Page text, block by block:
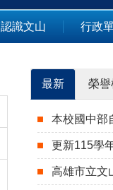
認識文山 行政
最新 榮譽
本校國中部
更新115學
高雄市立文